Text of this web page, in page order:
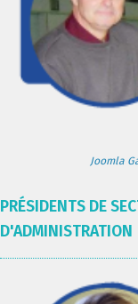
Joomla
PRÉSIDENTS DE
D'ADMINISTRATION